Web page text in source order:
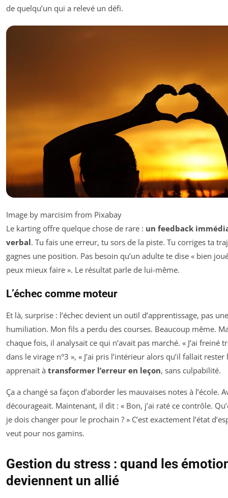
de quelqu’un qui a relevé un défi.
Image by marcisim from Pixabay
Le karting offre quelque chose de rare : un feedback
verbal. Tu fais une erreur, tu sors de la piste. Tu corriges ta
gagnes une position. Pas besoin qu’un adulte te dise « bien
peux mieux faire ». Le résultat parle de lui-même.
L’échec comme moteur
Et là, surprise : l’échec devient un outil d’apprentissage, pas une
humiliation. Mon fils a perdu des courses. Beaucoup même.
chaque fois, il analysait ce qui n’avait pas marché. « J’ai freiné
dans le virage n°3 », « J’ai pris l’intérieur alors qu’il fallait rester
apprenait à transformer l’erreur en leçon, sans culpabilité.
Ça a changé sa façon d’aborder les mauvaises notes à l’école.
décourageait. Maintenant, il dit : « Bon, j’ai raté ce contrôle.
je dois changer pour le prochain ? » C’est exactement l’état
veut pour nos gamins.
Gestion du stress : quand les
deviennent un allié